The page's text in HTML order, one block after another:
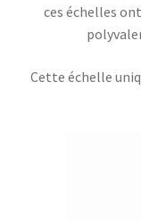
ces échelles
Cette échelle